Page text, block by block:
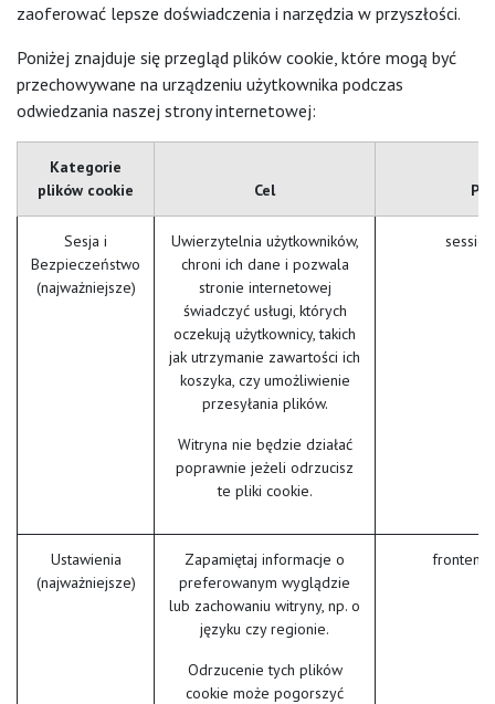
zaoferować lepsze doświadczenia i narzędzia w przyszłości.
Poniżej znajduje się przegląd plików cookie, które mogą być
przechowywane na urządzeniu użytkownika podczas
odwiedzania naszej strony internetowej:
Kategorie
plików cookie
Cel
Sesja i
Bezpieczeństwo
(najważniejsze)
Uwierzytelnia użytkowników,
chroni ich dane i pozwala
stronie internetowej
świadczyć usługi, których
oczekują użytkownicy, takich
jak utrzymanie zawartości ich
koszyka, czy umożliwienie
przesyłania plików.
Witryna nie będzie działać
poprawnie jeżeli odrzucisz
te pliki cookie.
Ustawienia
(najważniejsze)
Zapamiętaj informacje o
preferowanym wyglądzie
lub zachowaniu witryny, np. o
języku czy regionie.
Odrzucenie tych plików
cookie może pogorszyć